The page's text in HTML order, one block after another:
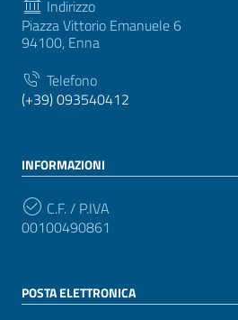
Indirizzo
Piazza Vittorio Emanuele 6
94100, Enna
Telefono
(+39) 093540412
INFORMAZIONI
C.F. / P.IVA
00100490861
POSTA ELETTRONICA